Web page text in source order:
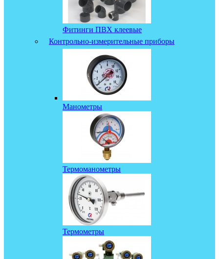
Фитинги ПВХ клеевые
Контрольно-измерительные приборы
Манометры
Термоманометры
Термометры